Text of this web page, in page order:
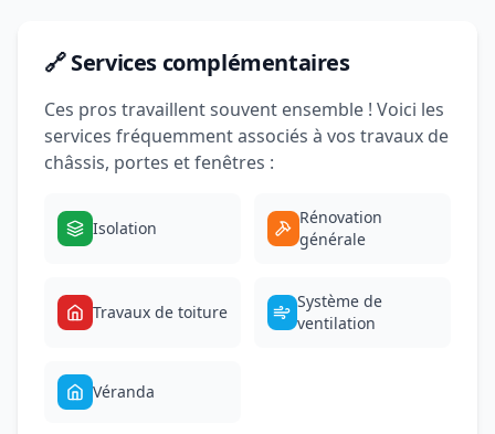
🔗 Services complémentaires
Ces pros travaillent souvent ensemble ! Voici les
services fréquemment associés à vos travaux de
châssis, portes et fenêtres :
Isolation
Rénovation
générale
Travaux de toiture
Système de
ventilation
Véranda